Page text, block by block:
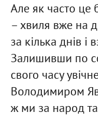
Але як часто це
– хвиля вже на
за кілька днів і
Залишивши по
свого часу
Володимиром
ж ми за народ